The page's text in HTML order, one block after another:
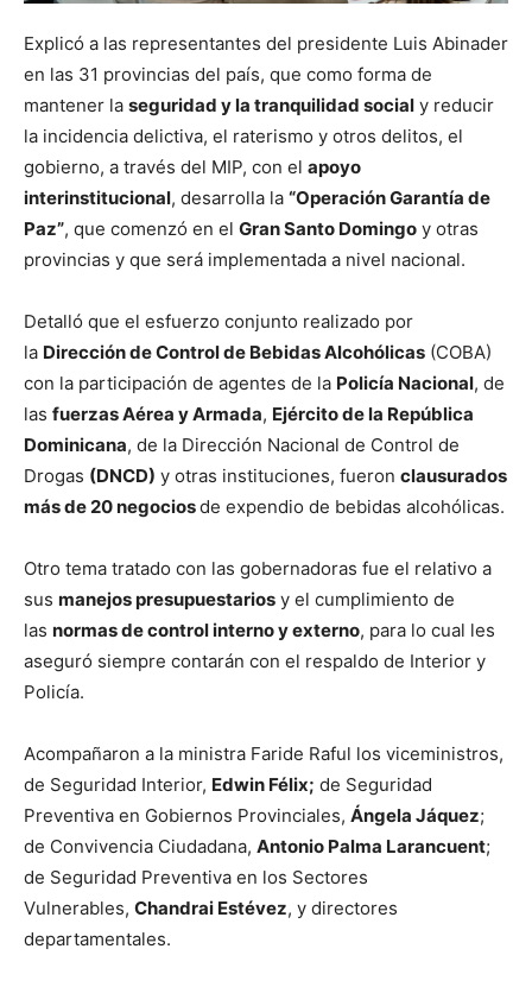
Explicó a las representantes del presidente Luis Abinader
en las 31 provincias del país, que como forma de
mantener la seguridad y la tranquilidad social y reducir
la incidencia delictiva, el raterismo y otros delitos, el
gobierno, a través del MIP, con el apoyo
interinstitucional, desarrolla la “Operación Garantía de
Paz”, que comenzó en el Gran Santo Domingo y otras
provincias y que será implementada a nivel nacional.
Detalló que el esfuerzo conjunto realizado por
la Dirección de Control de Bebidas Alcohólicas (COBA)
con la participación de agentes de la Policía Nacional, de
las fuerzas Aérea y Armada, Ejército de la República
Dominicana, de la Dirección Nacional de Control de
Drogas (DNCD) y otras instituciones, fueron clausurados
más de 20 negociosde expendio de bebidas alcohólicas.
Otro tema tratado con las gobernadoras fue el relativo a
sus manejos presupuestarios y el cumplimiento de
las normas de control interno y externo, para lo cual les
aseguró siempre contarán con el respaldo de Interior y
Policía.
Acompañaron a la ministra Faride Raful los viceministros,
de Seguridad Interior, Edwin Félix; de Seguridad
Preventiva en Gobiernos Provinciales, Ángela Jáquez;
de Convivencia Ciudadana, Antonio Palma Larancuent;
de Seguridad Preventiva en los Sectores
Vulnerables, Chandrai Estévez, y directores
departamentales.